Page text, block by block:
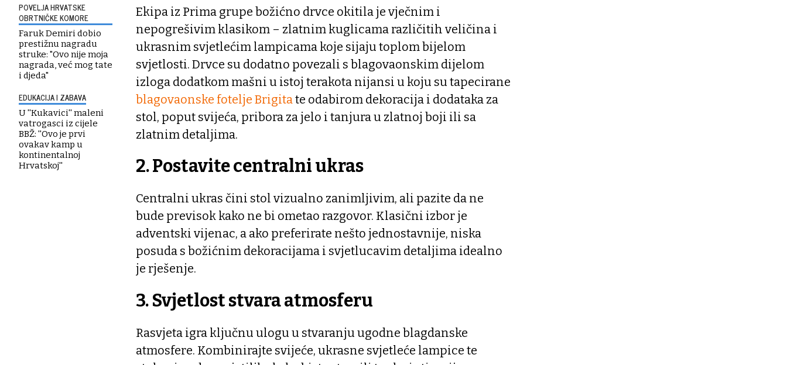
POVELJA HRVATSKE
OBRTNIČKE KOMORE
Faruk Demiri dobio
prestižnu nagradu
struke: "Ovo nije moja
nagrada, već mog tate
i djeda"
EDUKACIJA I ZABAVA
U ''Kukavici'' maleni
vatrogasci iz cijele
BBŽ: ''Ovo je prvi
ovakav kamp u
kontinentalnoj
Hrvatskoj''
Ekipa iz Prima grupe božićno drvce okitila je vječnim i
nepogrešivim klasikom – zlatnim kuglicama različitih veličina i
ukrasnim svjetlećim lampicama koje sijaju toplom bijelom
svjetlosti. Drvce su dodatno povezali s blagovaonskim dijelom
izloga dodatkom mašni u istoj terakota nijansi u koju su tapecirane
blagovaonske fotelje Brigita te odabirom dekoracija i dodataka za
stol, poput svijeća, pribora za jelo i tanjura u zlatnoj boji ili sa
zlatnim detaljima.
2. Postavite centralni ukras
Centralni ukras čini stol vizualno zanimljivim, ali pazite da ne
bude previsok kako ne bi ometao razgovor. Klasični izbor je
adventski vijenac, a ako preferirate nešto jednostavnije, niska
posuda s božićnim dekoracijama i svjetlucavim detaljima idealno
je rješenje.
3. Svjetlost stvara atmosferu
Rasvjeta igra ključnu ulogu u stvaranju ugodne blagdanske
atmosfere. Kombinirajte svijeće, ukrasne svjetleće lampice te